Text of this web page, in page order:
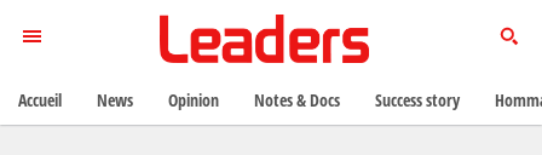
Accueil News Opinion Notes & Docs Success story